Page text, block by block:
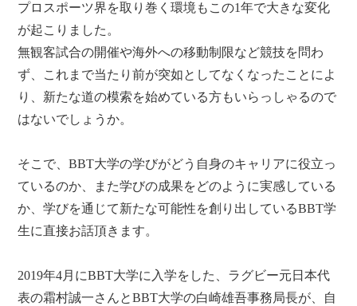
プロスポーツ界を取り巻く環境もこの1年で大きな変化
が起こりました。
無観客試合の開催や海外への移動制限など競技を問わ
ず、これまで当たり前が突如としてなくなったことによ
り、新たな道の模索を始めている方もいらっしゃるので
はないでしょうか。
そこで、BBT大学の学びがどう自身のキャリアに役立っ
ているのか、また学びの成果をどのように実感している
か、学びを通じて新たな可能性を創り出しているBBT学
生に直接お話頂きます。
2019年4月にBBT大学に入学をした、ラグビー元日本代
表の霜村誠一さんとBBT大学の白崎雄吾事務局長が、自